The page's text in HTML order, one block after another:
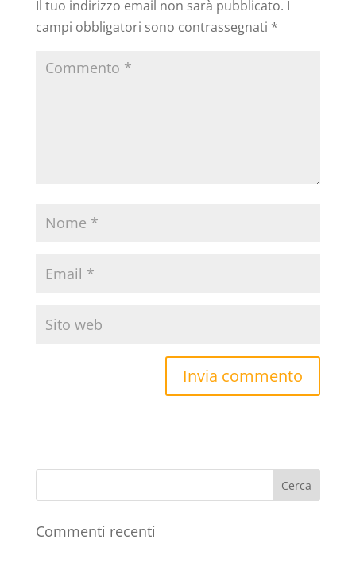
Il tuo indirizzo email non sarà pubblicato. I
campi obbligatori sono contrassegnati *
Commenti recenti